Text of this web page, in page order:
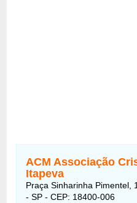
ACM Associação
Itapeva
Praça Sinharinha Pimentel,
- SP - CEP: 18400-006